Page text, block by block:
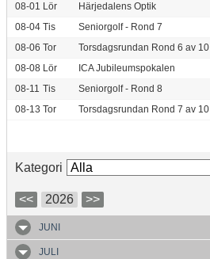
08-01 Lör
Härjedalens Optik
08-04 Tis
Seniorgolf - Rond 7
08-06 Tor
Torsdagsrundan Rond 6 av 10
08-08 Lör
ICA Jubileumspokalen
08-11 Tis
Seniorgolf - Rond 8
08-13 Tor Torsdagsrundan Rond 7 av 10
Kategori
<< 2026 >>
JUNI
JULI